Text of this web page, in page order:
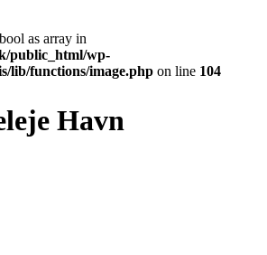
as array in
public_html/wp-
lib/functions/image.php on line 104
Havn